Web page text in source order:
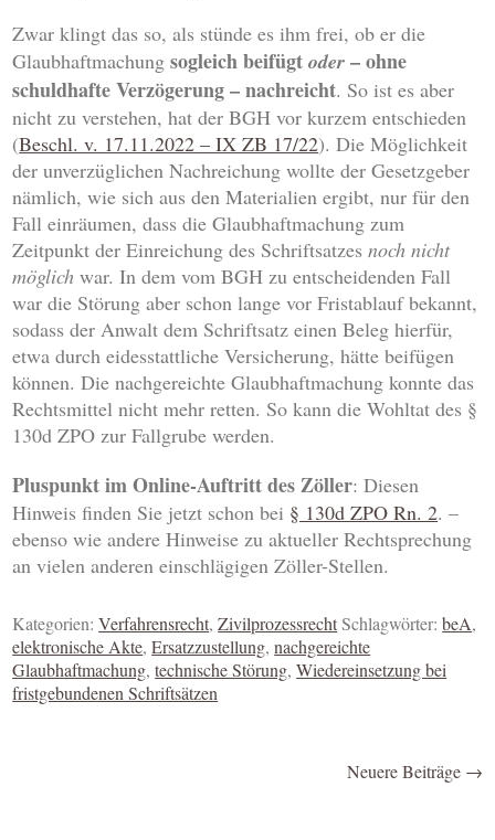
Zwar klingt das so, als stünde es ihm frei, ob er die
Glaubhaftmachungsogleich beifügtoder – ohne
schuldhafte Verzögerung – nachreicht. So ist es aber
nicht zu verstehen, hat der BGH vor kurzem entschieden
(Beschl. v. 17.11.2022 – IX ZB 17/22). Die Möglichkeit
der unverzüglichen Nachreichung wollte der Gesetzgeber
nämlich, wie sich aus den Materialien ergibt, nur für den
Fall einräumen, dass die Glaubhaftmachung zum
Zeitpunkt der Einreichung des Schriftsatzesnoch nicht
möglich war. In dem vom BGH zu entscheidenden Fall
war die Störung aber schon lange vor Fristablauf bekannt,
sodass der Anwalt dem Schriftsatz einen Beleg hierfür,
etwa durch eidesstattliche Versicherung, hätte beifügen
können. Die nachgereichte Glaubhaftmachung konnte das
Rechtsmittel nicht mehr retten. So kann die Wohltat des §
130d ZPO zur Fallgrube werden.
Pluspunktim Online-Auftritt des Zöller: Diesen
Hinweis finden Sie jetzt schon bei § 130d ZPO Rn. 2. –
ebenso wie andere Hinweise zu aktueller Rechtsprechung
an vielen anderen einschlägigen Zöller-Stellen.
Kategorien:Verfahrensrecht,ZivilprozessrechtSchlagwörter:beA,
elektronische Akte,Ersatzzustellung,nachgereichte
Glaubhaftmachung,technische Störung,Wiedereinsetzung bei
fristgebundenen Schriftsätzen
Neuere Beiträge →